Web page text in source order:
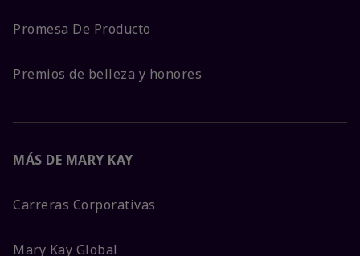
Promesa De Producto
Premios de belleza y honores
MÁS DE MARY KAY
Carreras Corporativas
Mary Kay Global